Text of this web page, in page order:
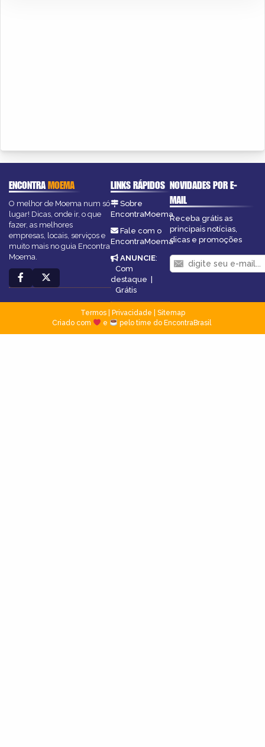
ENCONTRAMOEMA
O melhor de Moema num só
lugar! Dicas, onde ir, o que
fazer, as melhores
empresas, locais, serviços e
muito mais no guia Encontra
Moema.
LINKS RÁPIDOS
Sobre
EncontraMoema
Fale com o
EncontraMoema
ANUNCIE:
Com
destaque |
Grátis
NOVIDADES POR E-
MAIL
Receba grátis as
principais notícias,
dicas e promoções
Termos| Privacidade
Sitemap
Criado com
e pelo time do EncontraBrasil